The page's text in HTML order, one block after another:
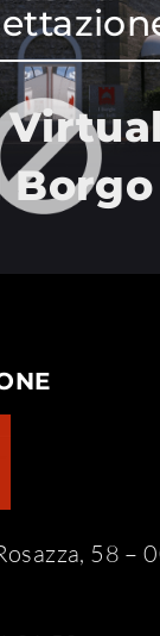
Borgo
58 –